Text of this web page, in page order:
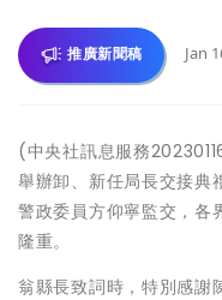
推廣新聞稿 Jan
(中央社訊息服務
舉辦卸、新任局長交接典
警政委員方仰寧監交，各
隆重。
翁縣長致詞時，特別感謝